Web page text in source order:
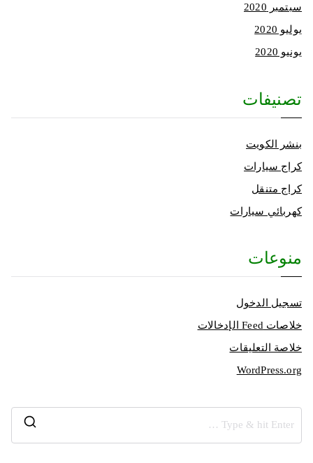
سبتمبر 2020
يوليو 2020
يونيو 2020
تصنيفات
بنشر الكويت
كراج سيارات
كراج متنقل
كهربائي سيارات
منوعات
تسجيل الدخول
خلاصات Feed الإدخالات
خلاصة التعليقات
WordPress.org